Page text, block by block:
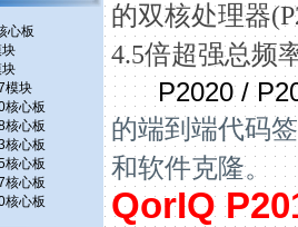
心板
模块
核心板
核心板
核心板
核心板
核心板
核心板
的双核处理器
4.5倍超强总频
P2020 /
的端到端代码
和软件克隆。
QorIQ